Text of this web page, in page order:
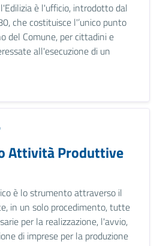
è l'ufficio, introdotto dal
che costituisce l'’unico punto
del Comune, per cittadini e
all'esecuzione di un
Attività Produttive
è lo strumento attraverso il
in un solo procedimento, tutte
per la realizzazione, l'avvio,
di imprese per la produzione